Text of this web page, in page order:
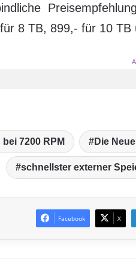
8 TB, 899,- für 10 TB
7200 RPM Die
schnellster externer
Facebook X